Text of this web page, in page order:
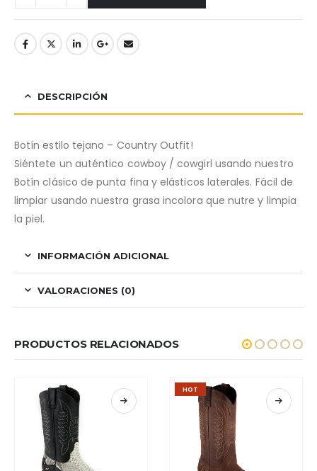
DESCRIPCIÓN
Botín estilo tejano – Country Outfit!
Siéntete un auténtico cowboy / cowgirl usando nuestro
Botín clásico de punta fina y elásticos laterales. Fácil de
limpiar usando nuestra grasa incolora que nutre y limpia
la piel.
INFORMACIÓN ADICIONAL
VALORACIONES (0)
PRODUCTOS RELACIONADOS
HOT